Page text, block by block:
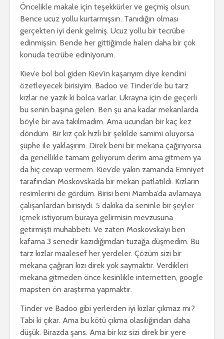
Öncelikle makale için teşekkürler ve geçmiş olsun.
Bence ucuz yollu kurtarmışsın. Tanıdığın olması
gerçekten iyi denk gelmiş. Ucuz yollu bir tecrübe
edinmişsin. Bende her gittiğimde halen daha bir çok
konuda tecrübe ediniyorum.
Kiev’e bol bol giden Kiev’in kaşarıyım diye kendini
özetleyecek birisiyim. Badoo ve Tinder’de bu tarz
kızlar ne yazık ki bolca varlar. Ukrayna için de geçerli
bu senin başına gelen. Ben şu ana kadar mekanlarda
böyle bir ava takılmadım. Ama ucundan bir kaç kez
döndüm. Bir kız çok hızlı bir şekilde samimi oluyorsa
şüphe ile yaklaşırım. Direk beni bir mekana çağırıyorsa
da genellikle tamam geliyorum derim ama gitmem ya
da hiç cevap vermem. Kiev’de yakın zamanda Emniyet
tarafından Moskovska’da bir mekan patlatıldı. Kızların
resimlerini de gördüm. Birisi beni Mamba’da avlamaya
çalışanlardan birisiydi. 5 dakika da seninle bir şeyler
içmek istiyorum buraya gelirmisin mevzusuna
getirmişti muhabbeti. Ve zaten Moskovska’yı ben
kafama 3 senedir kazıdığımdan tuzağa düşmedim. Bu
tarz kızlar maalesef her yerdeler. Çözüm sizi bir
mekana çağıran kızı direk yok saymaktır. Verdikleri
mekana gitmeden önce kesinlikle internetten, google
mapsten ön araştırma yapmaktır.
Tinder ve Badoo gibi yerlerden iyi kızlar çıkmaz mı?
Tabi ki çıkar. Ama bu kötü çıkma olasılığından daha
düşük. Birazda şans. Ama bir kız sizi direk bir yere